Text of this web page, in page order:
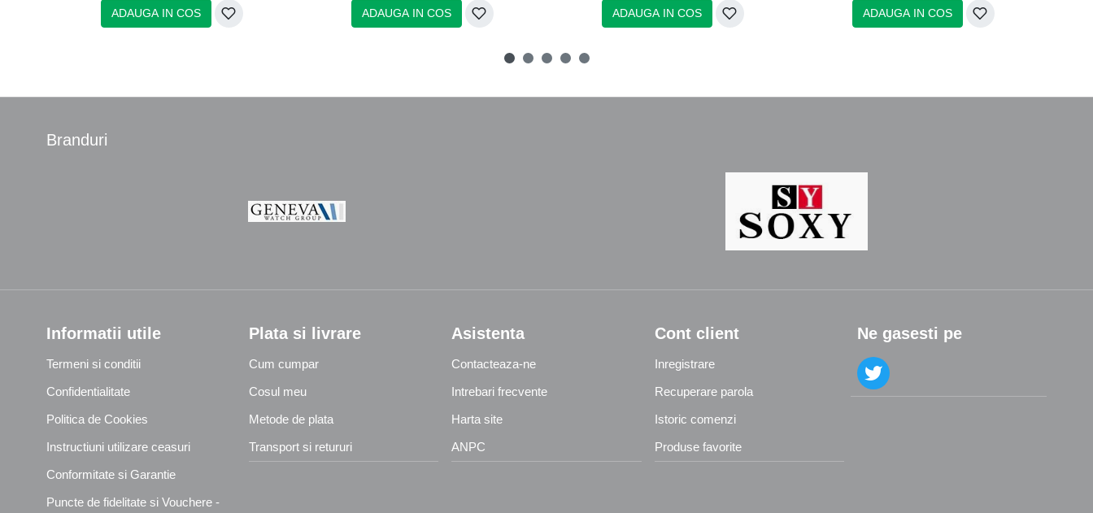
ADAUGA IN COS ADAUGA IN COS ADAUGA IN COS ADAUGA IN COS
Branduri
Informatii utile
Termeni si conditii
Confidentialitate
Politica de Cookies
Instructiuni utilizare ceasuri
Conformitate si Garantie
Puncte de fidelitate si Vouchere -
Plata si livrare
Cum cumpar
Cosul meu
Metode de plata
Transport si retururi
Asistenta
Contacteaza-ne
Intrebari frecvente
Harta site
ANPC
Cont client
Inregistrare
Recuperare parola
Istoric comenzi
Produse favorite
Ne gasesti pe